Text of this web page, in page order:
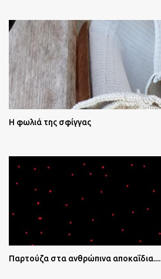
Η φωλιά της σφίγγας
Παρτούζα στα ανθρώπινα αποκαΐδια....